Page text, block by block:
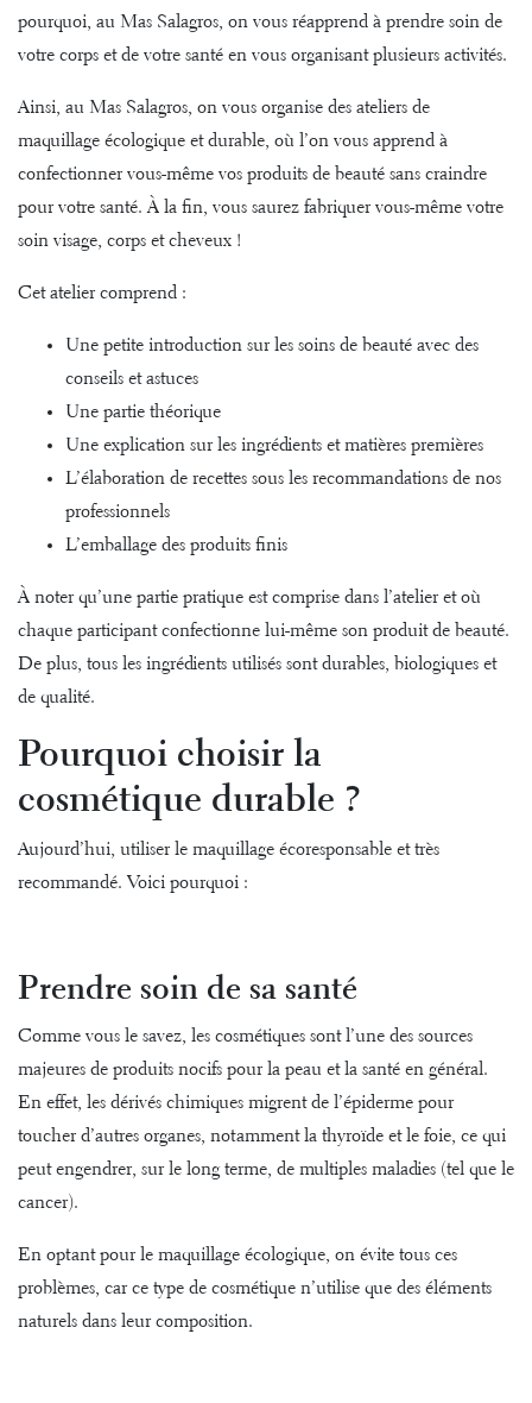
pourquoi, au Mas Salagros, on vous réapprend à prendre soin de
votre corps et de votre santé en vous organisant plusieurs activités.
Ainsi, au Mas Salagros, on vous organise des ateliers de
maquillage écologique et durable, où l’on vous apprend à
confectionner vous-même vos produits de beauté sans craindre
pour votre santé. À la fin, vous saurez fabriquer vous-même votre
soin visage, corps et cheveux !
Cet atelier comprend :
Une petite introduction sur les soins de beauté avec des
conseils et astuces
Une partie théorique
Une explication sur les ingrédients et matières premières
L’élaboration de recettes sous les recommandations de nos
professionnels
L’emballage des produits finis
À noter qu’une partie pratique est comprise dans l’atelier et où
chaque participant confectionne lui-même son produit de beauté.
De plus, tous les ingrédients utilisés sont durables, biologiques et
de qualité.
Pourquoi choisir la
cosmétique durable ?
Aujourd’hui, utiliser le maquillage écoresponsable et très
recommandé. Voici pourquoi :
Prendre soin de sa santé
Comme vous le savez, les cosmétiques sont l’une des sources
majeures de produits nocifs pour la peau et la santé en général.
En effet, les dérivés chimiques migrent de l’épiderme pour
toucher d’autres organes, notamment la thyroïde et le foie, ce qui
peut engendrer, sur le long terme, de multiples maladies (tel que le
cancer).
En optant pour le maquillage écologique, on évite tous ces
problèmes, car ce type de cosmétique n’utilise que des éléments
naturels dans leur composition.